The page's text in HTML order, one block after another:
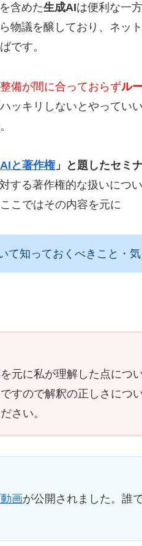
含めた生成AIは便利な一
物議を醸しており、ネッ
です。
備が間に合っておらずル
ッキリしないとやってい
AIと著作権」と題したセミ
する著作権的な扱いにつ
こではその内容を元に
て知っておくべきこと・
元に私が理解した点につ
すので解釈の正しさにつ
さい。
画が公開されました。誰